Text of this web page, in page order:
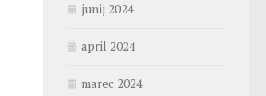
junij 2024
april 2024
marec 2024